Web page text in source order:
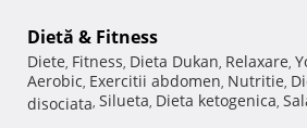
Dietă & Fitness
Diete, Fitness, Dieta Dukan, Relaxare,
Aerobic, Exercitii abdomen, Nutritie,
disociata, Silueta, Dieta ketogenica,